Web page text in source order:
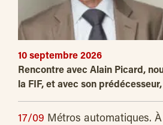
10 septembre 2026
Rencontre avec Alain Picard,
la FIF, et avec son
17/09 Métros automatiques.